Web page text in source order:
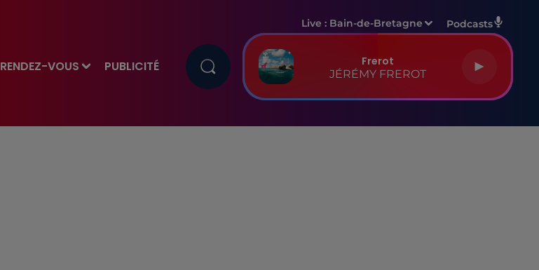
RENDEZ-VOUS PUBLICITÉ
Live : Bain-de-Bretagne Podcasts
Frerot
JÉRÉMY FREROT